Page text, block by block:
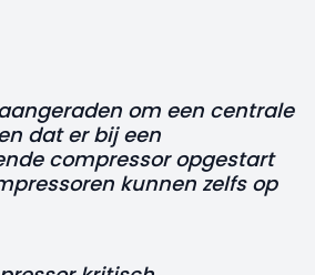
om een centrale
dat er bij een
compressor opgestart
kunnen zelfs op